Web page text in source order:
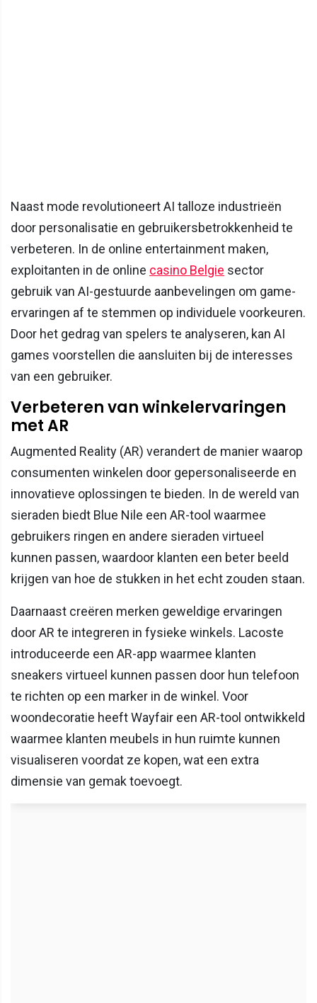
Naast mode revolutioneert AI talloze industrieën
door personalisatie en gebruikersbetrokkenheid te
verbeteren. In de online entertainment maken,
exploitanten in de online casino Belgie sector
gebruik van AI-gestuurde aanbevelingen om game-
ervaringen af ​​te stemmen op individuele voorkeuren.
Door het gedrag van spelers te analyseren, kan AI
games voorstellen die aansluiten bij de interesses
van een gebruiker.
Verbeteren van winkelervaringen
met AR
Augmented Reality (AR) verandert de manier waarop
consumenten winkelen door gepersonaliseerde en
innovatieve oplossingen te bieden. In de wereld van
sieraden biedt Blue Nile een AR-tool waarmee
gebruikers ringen en andere sieraden virtueel
kunnen passen, waardoor klanten een beter beeld
krijgen van hoe de stukken in het echt zouden staan.
Daarnaast creëren merken geweldige ervaringen
door AR te integreren in fysieke winkels. Lacoste
introduceerde een AR-app waarmee klanten
sneakers virtueel kunnen passen door hun telefoon
te richten op een marker in de winkel. Voor
woondecoratie heeft Wayfair een AR-tool ontwikkeld
waarmee klanten meubels in hun ruimte kunnen
visualiseren voordat ze kopen, wat een extra
dimensie van gemak toevoegt.